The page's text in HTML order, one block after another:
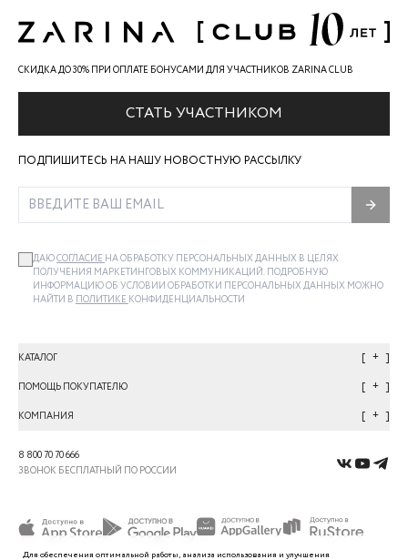
СКИДКА ДО 30% ПРИ ОПЛАТЕ БОНУСАМИ ДЛЯ УЧАСТНИКОВ ZARINA CLUB
СТАТЬ УЧАСТНИКОМ
ПОДПИШИТЕСЬ НА НАШУ НОВОСТНУЮ РАССЫЛКУ
ДАЮСОГЛАСИЕ НА ОБРАБОТКУ ПЕРСОНАЛЬНЫХ ДАННЫХ В ЦЕЛЯХ
ПОЛУЧЕНИЯ МАРКЕТИНГОВЫХ КОММУНИКАЦИЙ. ПОДРОБНУЮ
ИНФОРМАЦИЮ ОБ УСЛОВИИ ОБРАБОТКИ ПЕРСОНАЛЬНЫХ ДАННЫХ МОЖНО
НАЙТИ В ПОЛИТИКЕ КОНФИДЕНЦИАЛЬНОСТИ
КАТАЛОГ +
ПОМОЩЬ ПОКУПАТЕЛЮ +
КОМПАНИЯ +
8 800 70 70 666
ЗВОНОК БЕСПЛАТНЫЙ ПО РОССИИ
Для обеспечения оптимальной работы, анализа использования и улучшения